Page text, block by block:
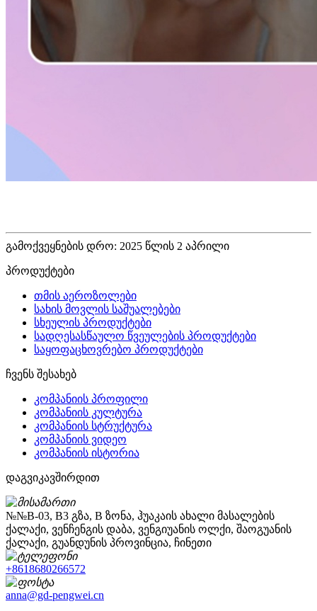
გამოქვეყნების დრო: 2025 წლის 2 აპრილი
პროდუქტები
თმის აეროზოლები
სახის მოვლის საშუალებები
სხეულის პროდუქტები
სადღესასწაულო წვეულების პროდუქტები
საყოფაცხოვრებო პროდუქტები
ჩვენს შესახებ
კომპანიის პროფილი
კომპანიის კულტურა
კომპანიის სტრუქტურა
კომპანიის ვიდეო
კომპანიის ისტორია
დაგვიკავშირდით
№№B-03, B3 გზა, B ზონა, ჰუაკაის ახალი მასალების
ქალაქი, ვენჩენგის დაბა, ვენგიუანის ოლქი, შაოგუანის
ქალაქი, გუანდუნის პროვინცია, ჩინეთი
+8618680266572
anna@gd-pengwei.cn